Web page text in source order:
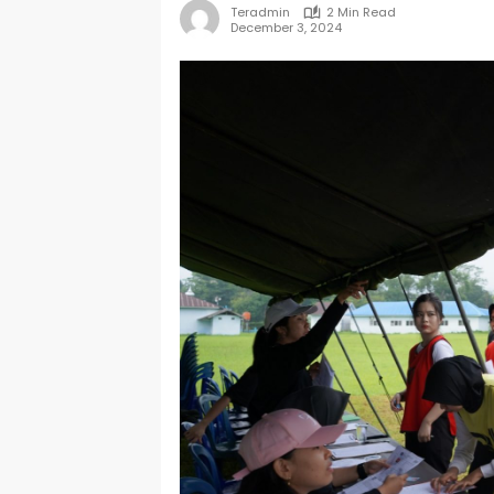
Teradmin
2 Min Read
December 3, 2024